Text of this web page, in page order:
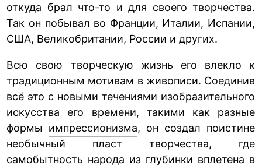
откуда брал что-то и для своего творчества.
Так он побывал во Франции, Италии, Испании,
США, Великобритании, России и других.
Всю свою творческую жизнь его влекло к
традиционным мотивам в живописи. Соединив
всё это с новыми течениями изобразительного
искусства его времени, такими как разные
формы импрессионизма, он создал поистине
необычный пласт творчества, где
самобытность народа из глубинки вплетена в